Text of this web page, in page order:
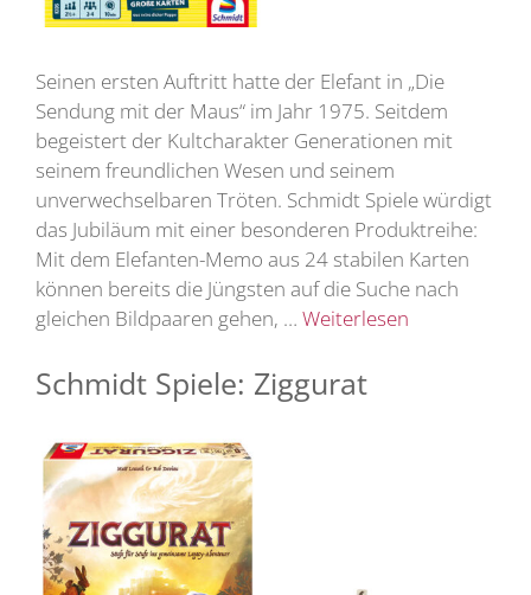
Seinen ersten Auftritt hatte der Elefant in „Die
Sendung mit der Maus“ im Jahr 1975. Seitdem
begeistert der Kultcharakter Generationen mit
seinem freundlichen Wesen und seinem
unverwechselbaren Tröten. Schmidt Spiele würdigt
das Jubiläum mit einer besonderen Produktreihe:
Mit dem Elefanten-Memo aus 24 stabilen Karten
können bereits die Jüngsten auf die Suche nach
gleichen Bildpaaren gehen, … Weiterlesen
Schmidt Spiele: Ziggurat